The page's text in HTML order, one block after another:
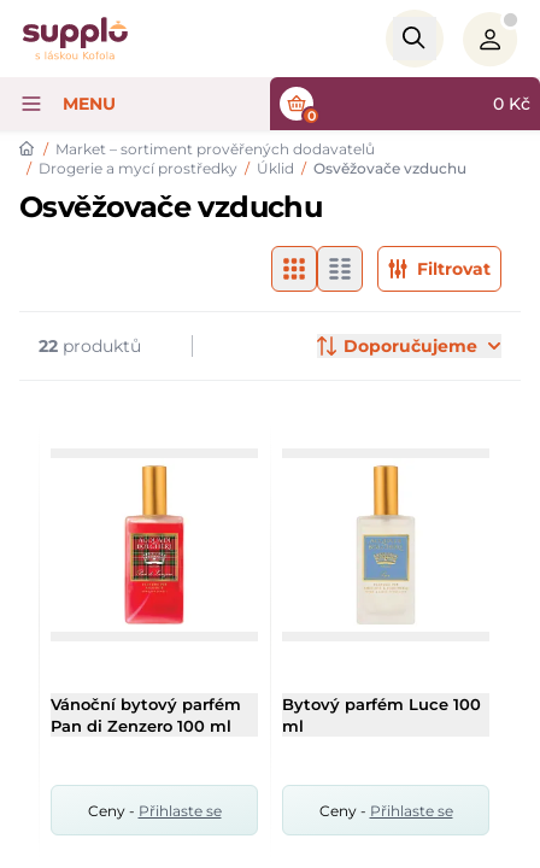
Logo
MENU
0
0 Kč
/ Market – sortiment prověřených dodavatelů
/ Drogerie a mycí prostředky / Úklid / Osvěžovače vzduchu
Osvěžovače vzduchu
Filtrovat
22 produktů Doporučujeme
Vánoční bytový parfém
Pan di Zenzero 100 ml
Ceny - Přihlaste se
Bytový parfém Luce 100
ml
Ceny - Přihlaste se